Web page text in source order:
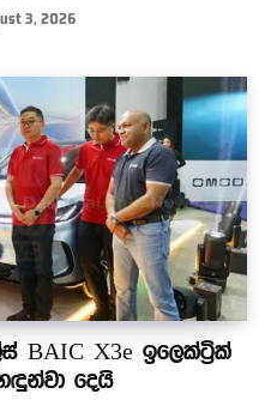
3, 2026
BAIC X3e ඉලෙක්ට්‍රික්
දෙයි